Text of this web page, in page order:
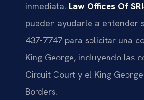
inmediata. Law Offices Of
pueden ayudarle a entender
437-7747 para solicitar una
King George, incluyendo las
Circuit Court y el King
Borders.